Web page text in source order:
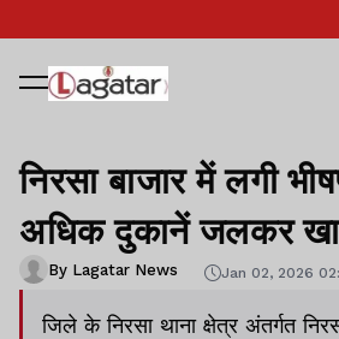
निरसा बाजार में लगी
अधिक दुकानें जलकर
By Lagatar News Jan 02, 2026
जिले के निरसा थाना क्षेत्र अंतर्गत